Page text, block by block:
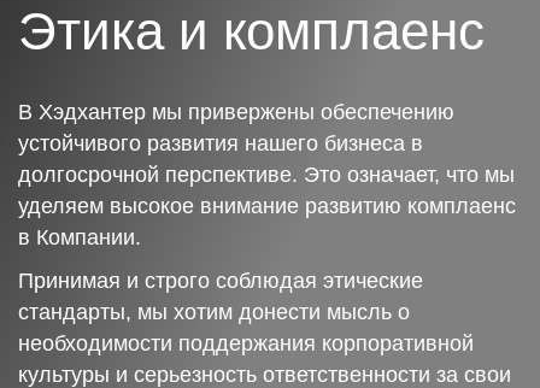
Этика и комплаенс
В Хэдхантер мы привержены обеспечению
устойчивого развития нашего бизнеса в
долгосрочной перспективе. Это означает, что мы
уделяем высокое внимание развитию комплаенс
в Компании.
Принимая и строго соблюдая этические
стандарты, мы хотим донести мысль о
необходимости поддержания корпоративной
культуры и серьезность ответственности за свои